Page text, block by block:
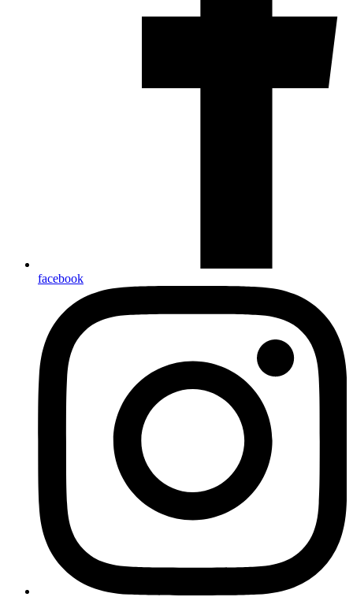
facebook